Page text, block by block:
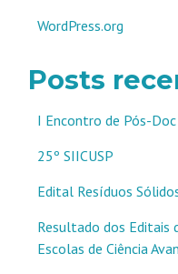
WordPress.org
Posts
I Encontro de Pós-Doc
25º SIICUSP
Edital Resíduos
Resultado dos Editais
Escolas de Ciência